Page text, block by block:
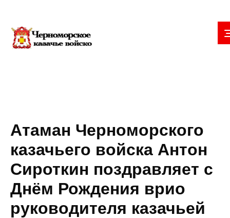
Атаман Черноморского
казачьего войска Антон
Сироткин поздравляет с
Днём Рождения врио
руководителя казачьей